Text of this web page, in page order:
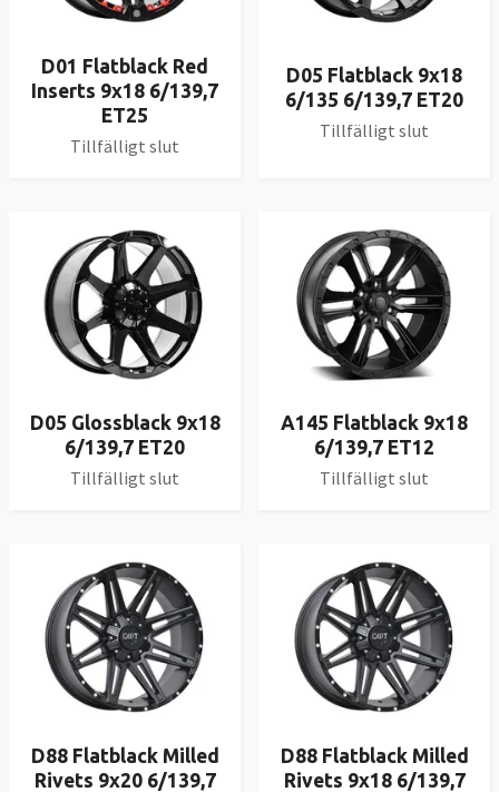
D01 Flatblack Red
Inserts 9x18 6/139,7
ET25
Tillfälligt slut
D05 Flatblack 9x18
6/135 6/139,7 ET20
Tillfälligt slut
D05 Glossblack 9x18
6/139,7 ET20
Tillfälligt slut
A145 Flatblack 9x18
6/139,7 ET12
Tillfälligt slut
D88 Flatblack Milled
Rivets 9x20 6/139,7
D88 Flatblack Milled
Rivets 9x18 6/139,7